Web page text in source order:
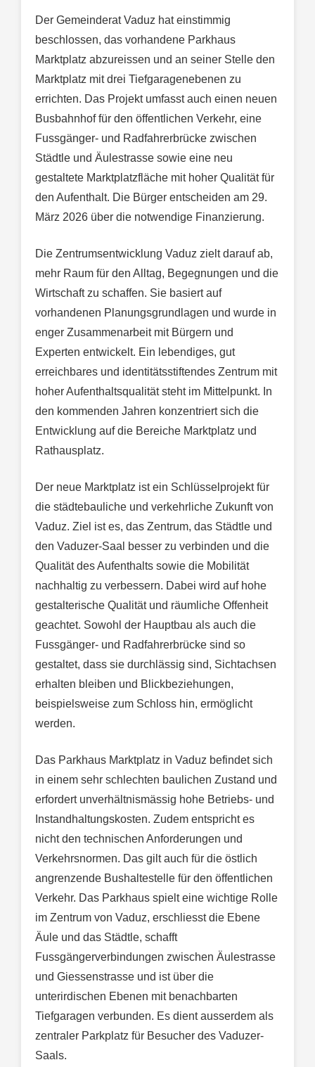
Der Gemeinderat Vaduz hat einstimmig
beschlossen, das vorhandene Parkhaus
Marktplatz abzureissen und an seiner Stelle den
Marktplatz mit drei Tiefgaragenebenen zu
errichten. Das Projekt umfasst auch einen neuen
Busbahnhof für den öffentlichen Verkehr, eine
Fussgänger- und Radfahrerbrücke zwischen
Städtle und Äulestrasse sowie eine neu
gestaltete Marktplatzfläche mit hoher Qualität für
den Aufenthalt. Die Bürger entscheiden am 29.
März 2026 über die notwendige Finanzierung.
Die Zentrumsentwicklung Vaduz zielt darauf ab,
mehr Raum für den Alltag, Begegnungen und die
Wirtschaft zu schaffen. Sie basiert auf
vorhandenen Planungsgrundlagen und wurde in
enger Zusammenarbeit mit Bürgern und
Experten entwickelt. Ein lebendiges, gut
erreichbares und identitätsstiftendes Zentrum mit
hoher Aufenthaltsqualität steht im Mittelpunkt. In
den kommenden Jahren konzentriert sich die
Entwicklung auf die Bereiche Marktplatz und
Rathausplatz.
Der neue Marktplatz ist ein Schlüsselprojekt für
die städtebauliche und verkehrliche Zukunft von
Vaduz. Ziel ist es, das Zentrum, das Städtle und
den Vaduzer-Saal besser zu verbinden und die
Qualität des Aufenthalts sowie die Mobilität
nachhaltig zu verbessern. Dabei wird auf hohe
gestalterische Qualität und räumliche Offenheit
geachtet. Sowohl der Hauptbau als auch die
Fussgänger- und Radfahrerbrücke sind so
gestaltet, dass sie durchlässig sind, Sichtachsen
erhalten bleiben und Blickbeziehungen,
beispielsweise zum Schloss hin, ermöglicht
werden.
Das Parkhaus Marktplatz in Vaduz befindet sich
in einem sehr schlechten baulichen Zustand und
erfordert unverhältnismässig hohe Betriebs- und
Instandhaltungskosten. Zudem entspricht es
nicht den technischen Anforderungen und
Verkehrsnormen. Das gilt auch für die östlich
angrenzende Bushaltestelle für den öffentlichen
Verkehr. Das Parkhaus spielt eine wichtige Rolle
im Zentrum von Vaduz, erschliesst die Ebene
Äule und das Städtle, schafft
Fussgängerverbindungen zwischen Äulestrasse
und Giessenstrasse und ist über die
unterirdischen Ebenen mit benachbarten
Tiefgaragen verbunden. Es dient ausserdem als
zentraler Parkplatz für Besucher des Vaduzer-
Saals.